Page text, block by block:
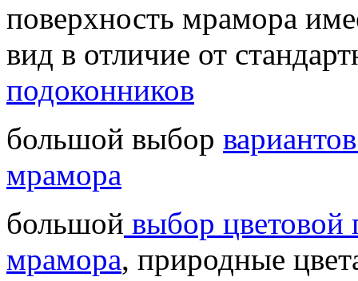
поверхность мрамора
вид в отличие от
подоконников
большой выбор
мрамора
большой выбор цветовой
мрамора, природные